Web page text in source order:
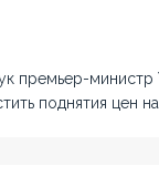
премьер-
поднятия цен